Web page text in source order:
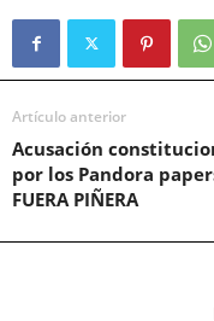
Artículo anterior
Acusación
por los Pandora
FUERA PIÑERA